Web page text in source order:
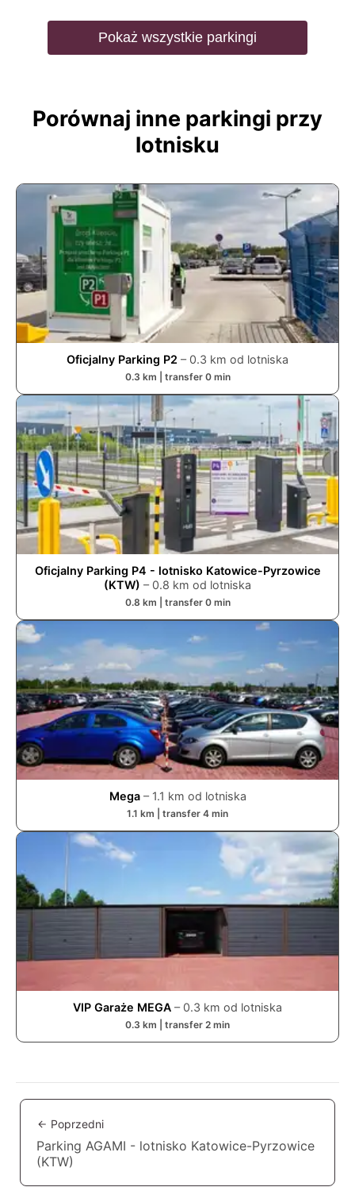
Pokaż wszystkie parkingi
Porównaj inne parkingi przy
lotnisku
Oficjalny Parking P2 – 0.3 km od lotniska
0.3 km | transfer 0min
Oficjalny Parking P4 - lotnisko Katowice-Pyrzowice
(KTW) – 0.8 km od lotniska
0.8 km | transfer 0min
Mega – 1.1 km od lotniska
1.1 km | transfer 4 min
VIP Garaże MEGA – 0.3 km od lotniska
0.3 km | transfer 2 min
Poprzedni
Parking AGAMI - lotnisko Katowice-Pyrzowice
(KTW)